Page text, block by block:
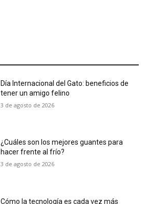
Día Internacional del Gato: beneficios de
tener un amigo felino
3 de agosto de 2026
¿Cuáles son los mejores guantes para
hacer frente al frío?
3 de agosto de 2026
Cómo la tecnología es cada vez más